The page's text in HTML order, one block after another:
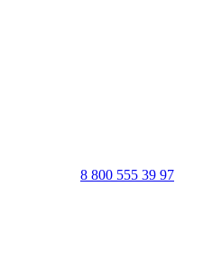
8 800 555 39 97